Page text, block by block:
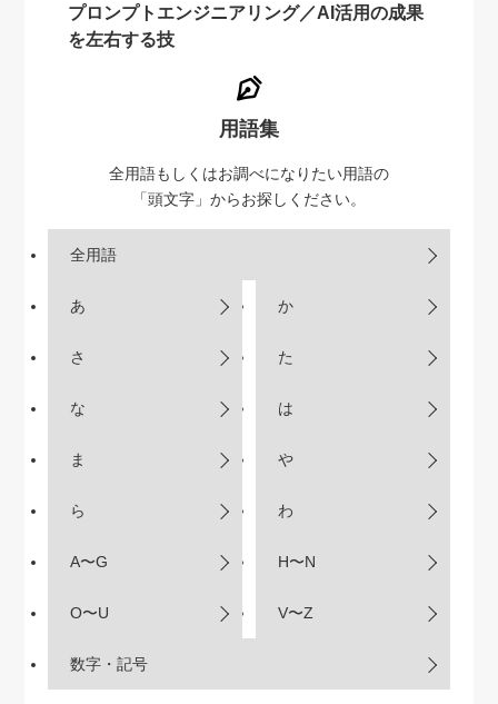
プロンプトエンジニアリング／AI活用の成果
を左右する技
用語集
全用語もしくはお調べになりたい用語の
「頭文字」からお探しください。
全用語
あ か
さ た
な は
ま や
ら わ
A〜G H〜N
O〜U V〜Z
数字・記号